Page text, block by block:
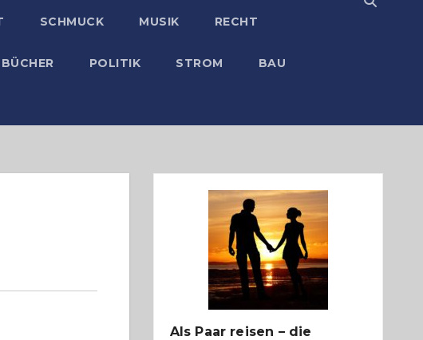
SCHMUCK MUSIK RECHT
BÜCHER POLITIK STROM BAU
Als Paar reisen – die